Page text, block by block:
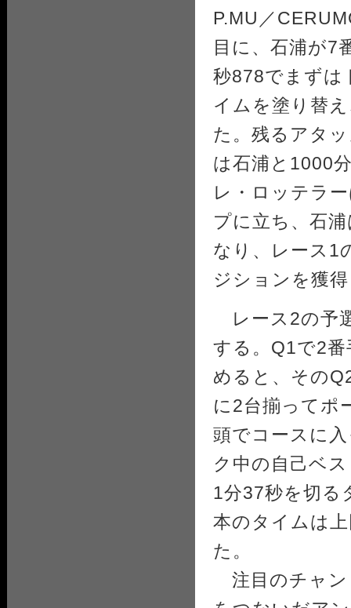
P.MU／
目に、石浦が7
秒878でまずは
イムを塗り替
た。残るアタ
は石浦と1000
レ・ロッテラ
プに立ち、石
なり、レース1
ジションを獲
レース2の予
する。Q1で2
めると、その
に2台揃ってポ
頭でコースに
ク中の自己ベ
1分37秒を切る
本のタイムは
た。
注目のチャン